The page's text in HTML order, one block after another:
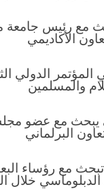
مع رئيس
الأكاديمي
الدولي
والمسلمين
يبحث مع عضو
البرلماني
مع رؤساء
خلال